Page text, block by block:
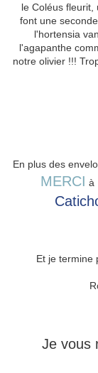
le Coléus fleurit,
font une
l'hortensia
l'agapanthe
notre olivier !!!
En plus des
MERCI à
Et je termine
Je vous